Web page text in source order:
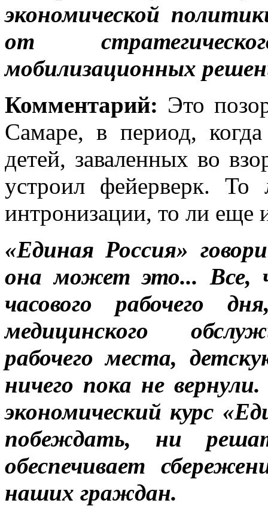
экономической
от
мобилизационных
Комментарий: Это
Самаре, в период,
детей, заваленных во
устроил фейерверк.
интронизации, то ли еще
«Единая Россия»
она может это... Все,
часового рабочего
медицинского
рабочего места,
ничего пока не
экономический курс
побеждать, ни
обеспечивает
наших граждан.